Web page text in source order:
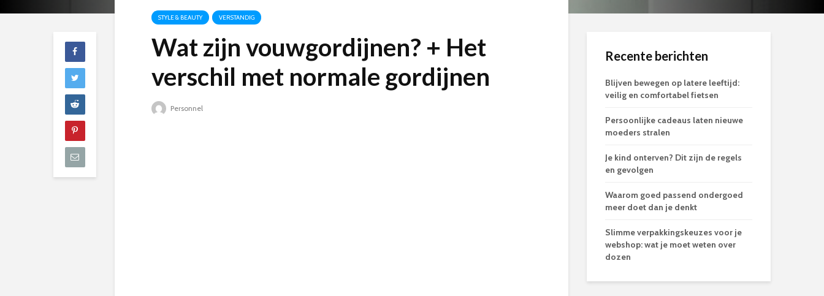
STYLE & BEAUTY VERSTANDIG
Wat zijn vouwgordijnen? + Het
verschil met normale gordijnen
Personnel
Recente berichten
Blijven bewegen op latere leeftijd:
veilig en comfortabel fietsen
Persoonlijke cadeaus laten nieuwe
moeders stralen
Je kind onterven? Dit zijn de regels
en gevolgen
Waarom goed passend ondergoed
meer doet dan je denkt
Slimme verpakkingskeuzes voor je
webshop: wat je moet weten over
dozen